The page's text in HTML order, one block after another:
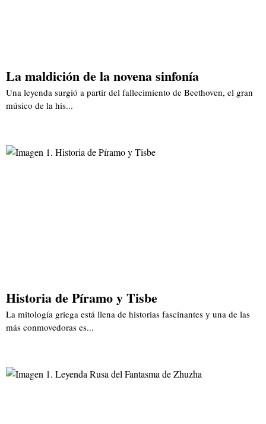
La maldición de la novena sinfonía
Una leyenda surgió a partir del fallecimiento de Beethoven, el gran
músico de la his...
Historia de Píramo y Tisbe
La mitología griega está llena de historias fascinantes y una de las
más conmovedoras es...